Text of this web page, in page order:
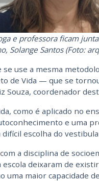
e professora ficam
Solange Santos (Foto:
se use a mesma
de Vida — que se
Souza, coordenador
como é aplicado no
e uma
escolha do
a disciplina de
deixaram de
uma maior capacidade